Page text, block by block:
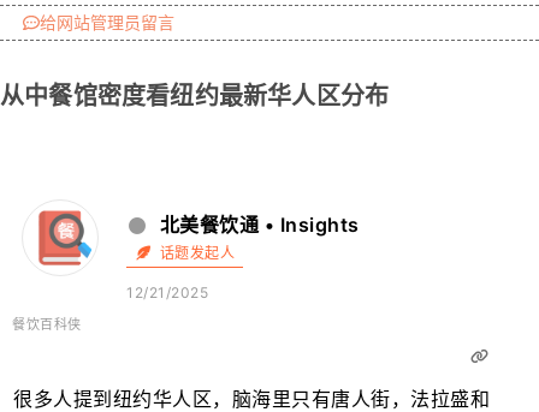
给网站管理员留言
从中餐馆密度看纽约最新华人区分布
北美餐饮通 • Insights
话题发起人
12/21/2025
餐饮百科侠
很多人提到纽约华人区，脑海里只有唐人街，法拉盛和